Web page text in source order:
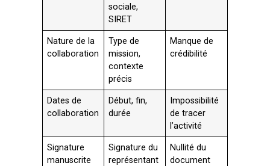
sociale,
SIRET
Nature de la
collaboration
Type de
mission,
contexte
précis
Manque de
crédibilité
Dates de
collaboration
Début, fin,
durée
Impossibilité
de tracer
l’activité
Signature
manuscrite
Signature du
représentant
Nullité du
document